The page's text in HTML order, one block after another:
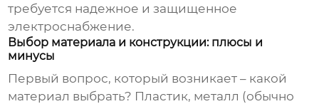
требуется надежное и защищенное
электроснабжение.
Выбор материала и конструкции: плюсы и
минусы
Первый вопрос, который возникает – какой
материал выбрать? Пластик, металл (обычно